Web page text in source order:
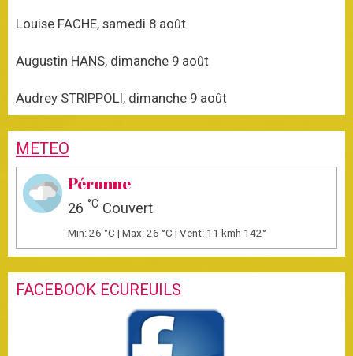
Louise FACHE, samedi 8 août
Augustin HANS, dimanche 9 août
Audrey STRIPPOLI, dimanche 9 août
METEO
Péronne
26 °C Couvert
Min: 26 °C | Max: 26 °C | Vent: 11 kmh 142°
FACEBOOK ECUREUILS